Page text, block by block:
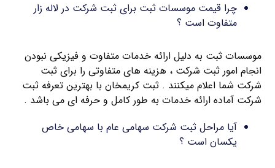
چرا قیمت موسسات ثبت برای ثبت شرکت در لاله زار
متفاوت است ؟
موسسات ثبت به دلیل ارائه خدمات متفاوت و فیزیکی نبودن
انجام امور ثبت شرکت ، هزینه های متفاوتی را برای ثبت
شرکت شما اعلام میکنند . ثبت کریمخان با بهترین تعرفه ثبت
شرکت آماده ارائه خدمات به طور کامل و حرفه ای می باشد .
آیا مراحل ثبت شرکت سهامی عام با سهامی خاص
یکسان است ؟